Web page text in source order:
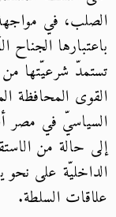
الصلب، في
باعتبارها الجناح
تستمدّ شرعيّتها
القوى المحافظة
السياسيّ في مصر
إلى حالة من
الداخليّة على
علاقات السلطة.